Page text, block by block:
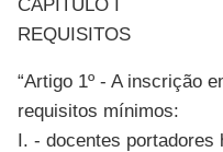
CAPÍTULO I
REQUISITOS
“Artigo 1º - A inscrição
requisitos mínimos:
I. - docentes